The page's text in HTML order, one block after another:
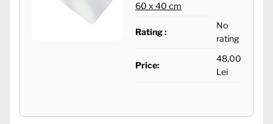
60 x 40 cm
Rating :
No
rating
Price:
48,00
Lei